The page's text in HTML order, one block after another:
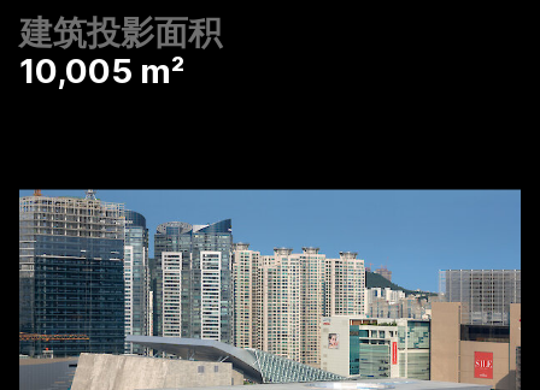
建筑投影面积
10,005 m²